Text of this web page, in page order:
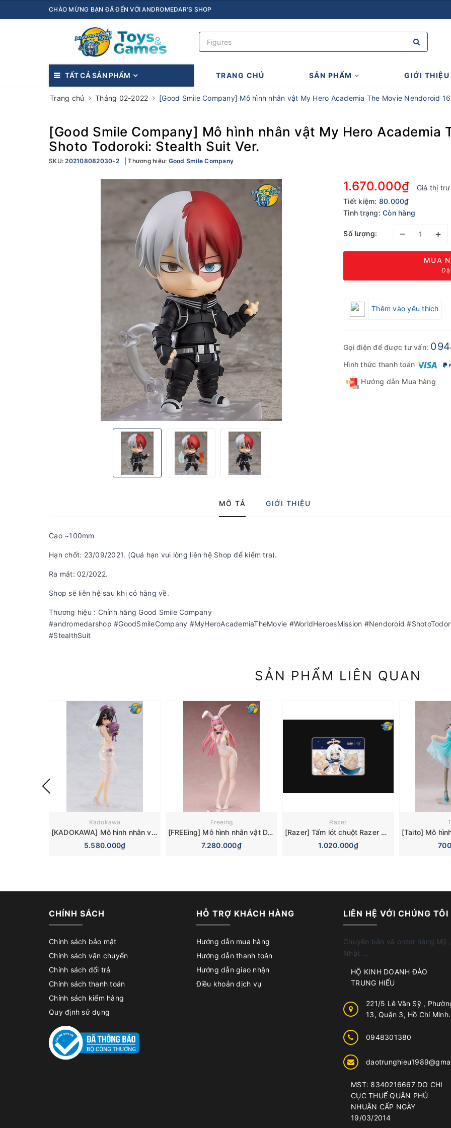
CHÀO MỪNG BẠN ĐÃ ĐẾN VỚI ANDROMEDAR'S SHOP
TẤT CẢ SẢN PHẨM TRANG CHỦ SẢN PHẨM GIỚI THIỆU
Trang chủ Tháng 02-2022 [Good Smile Company] Mô hình nhân vật My Hero Academia The Movie Nendoroid
[Good Smile Company] Mô hình nhân vật My Hero Academia
Shoto Todoroki: Stealth Suit Ver.
SKU:202108082030-2 Thương hiệu: Good Smile Company
1.670.000₫ Giá thị
Tiết kiệm: 80.000₫
Tình trạng: Còn hàng
Số lượng: – +
MUA
Thêm vào yêu thích
Gọi điện để được tư vấn:
Hình thức thanh toán
Hướng dẫn Mua hàng
MÔ TẢ GIỚI THIỆU
Cao ~100mm
Hạn chốt: 23/09/2021. (Quá hạn vui lòng liên hệ Shop để kiểm tra).
Ra mắt: 02/2022.
Shop sẽ liên hệ sau khi có hàng về.
Thương hiệu : Chính hãng Good Smile Company
#andromedarshop #GoodSmileCompany #MyHeroAcademiaTheMovie #WorldHeroesMission #Nendoroid
#StealthSuit
SẢN PHẨM LIÊN QUAN
Kadokawa
[KADOKAWA] Mô hình nhân vật KDcolle Prisma*Illya Prisma*Fantasim Miyu Edelfelt Wedding Bikini Ver. 1/7 Figure
5.580.000₫
Freeing
[FREEing] Mô hình nhân vật DARLING in the FRANXX B-Style Zero Two: Bunny Ver. 2nd 1/4 Complete Figure
7.280.000₫
Razer
[Razer] Tấm lót chuột Razer Goliathus Speed - Medium - Genshin Impact Edition
1.020.000₫
CHÍNH SÁCH
Chính sách bảo mật
Chính sách vận chuyển
Chính sách đổi trả
Chính sách thanh toán
Chính sách kiểm hàng
Quy định sử dụng
HỖ TRỢ KHÁCH HÀNG
Hướng dẫn mua hàng
Hướng dẫn thanh toán
Hướng dẫn giao nhận
Điều khoản dịch vụ
LIÊN HỆ VỚI CHÚNG TÔI
Chuyên bán và order hàng Mỹ
Nhật ...
HỘ KINH DOANH ĐÀO
TRUNG HIẾU
221/5 Lê Văn Sỹ ,
13, Quận 3, Hồ Chí Minh.
0948301380
MST: 8340216667 DO CHI
CỤC THUẾ QUẬN PHÚ
NHUẬN CẤP NGÀY
19/03/2014